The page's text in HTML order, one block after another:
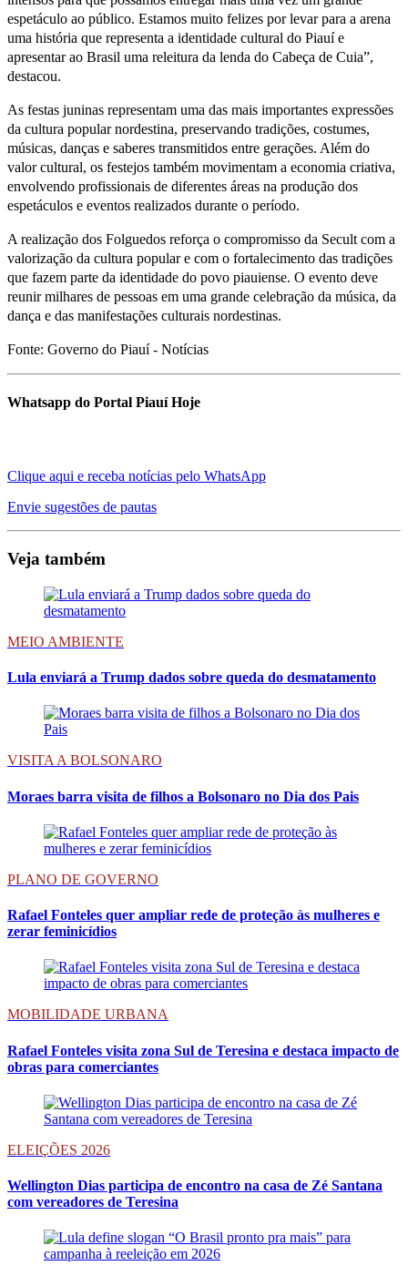
espetáculo ao público. Estamos muito felizes por levar para a arena
uma história que representa a identidade cultural do Piauí e
apresentar ao Brasil uma releitura da lenda do Cabeça de Cuia”,
destacou.
As festas juninas representam uma das mais importantes expressões
da cultura popular nordestina, preservando tradições, costumes,
músicas, danças e saberes transmitidos entre gerações. Além do
valor cultural, os festejos também movimentam a economia criativa,
envolvendo profissionais de diferentes áreas na produção dos
espetáculos e eventos realizados durante o período.
A realização dos Folguedos reforça o compromisso da Secult com a
valorização da cultura popular e com o fortalecimento das tradições
que fazem parte da identidade do povo piauiense. O evento deve
reunir milhares de pessoas em uma grande celebração da música, da
dança e das manifestações culturais nordestinas.
Fonte: Governo do Piauí - Notícias
Whatsapp do Portal Piauí Hoje
Clique aqui e receba notícias pelo WhatsApp
Envie sugestões de pautas
Veja também
MEIO AMBIENTE
Lula enviará a Trump dados sobre queda do desmatamento
VISITA A BOLSONARO
Moraes barra visita de filhos a Bolsonaro no Dia dos Pais
PLANO DE GOVERNO
Rafael Fonteles quer ampliar rede de proteção às mulheres e
zerar feminicídios
MOBILIDADE URBANA
Rafael Fonteles visita zona Sul de Teresina e destaca impacto de
obras para comerciantes
ELEIÇÕES 2026
Wellington Dias participa de encontro na casa de Zé Santana
com vereadores de Teresina